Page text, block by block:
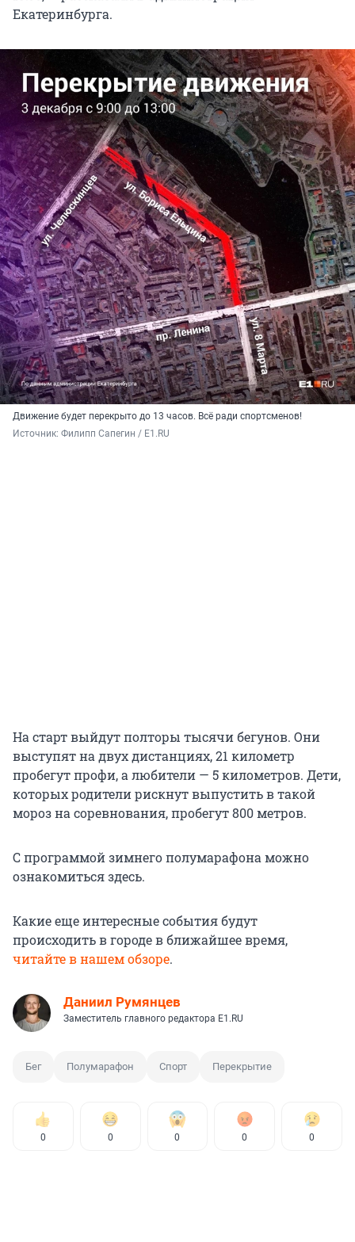
Екатеринбурга.
Движение будет перекрыто до 13 часов. Всё ради спортсменов!
Источник: Филипп Сапегин / E1.RU
На старт выйдут полторы тысячи бегунов. Они
выступят на двух дистанциях, 21 километр
пробегут профи, а любители — 5 километров. Дети,
которых родители рискнут выпустить в такой
мороз на соревнования, пробегут 800 метров.
С программой зимнего полумарафона можно
ознакомиться здесь.
Какие еще интересные события будут
происходить в городе в ближайшее время,
читайте в нашем обзоре.
Даниил Румянцев
Заместитель главного редактора E1.RU
Бег Полумарафон Спорт Перекрытие
0 0 0 0 0